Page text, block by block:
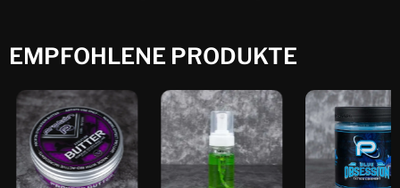
EMPFOHLENE PRODUKTE